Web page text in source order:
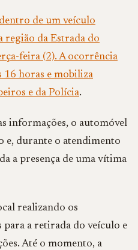
de um veículo
região da Estrada do
feira (2). A ocorrência
horas e mobiliza
e da Polícia.
informações, o automóvel
durante o atendimento
a presença de uma vítima
realizando os
para a retirada do veículo e
Até o momento, a